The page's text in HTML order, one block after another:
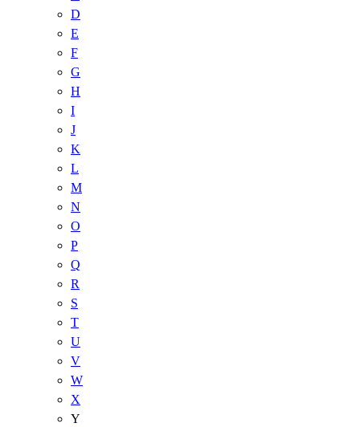
D
E
F
G
H
I
J
K
L
M
N
O
P
Q
R
S
T
U
V
W
X
Y